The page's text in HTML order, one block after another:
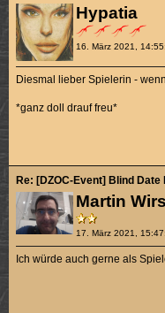
Hypatia
16. März 2021,
Diesmal lieber Spielerin -
*ganz doll drauf freu*
Martin
17. März 2021,
Re: [DZOC-Event] Blind Date
Ich würde auch gerne als